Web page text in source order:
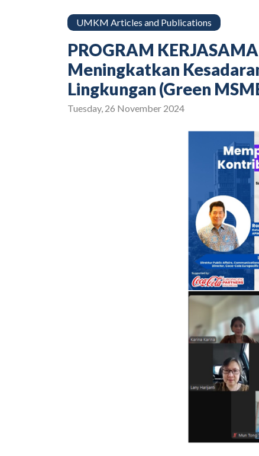
UMKM Articles and Publications
PROGRAM
Meningkatkan
Lingkungan (Green
Tuesday, 26 November 2024